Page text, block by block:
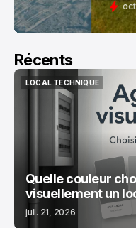
oct. 24, 2025
Récents
LOCAL TECHNIQUE
LOCAL TECHNIQUE
Quelle couleur
visuellement un
juil. 21, 2026